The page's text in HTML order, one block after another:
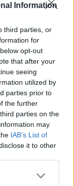
Information
third parties, or
for
opt-out
that after your
seeing
utilized by
parties prior to
the further
parties on the
may
IAB’s List of
it to other
pass InterRail
a partire dal 29
solo una